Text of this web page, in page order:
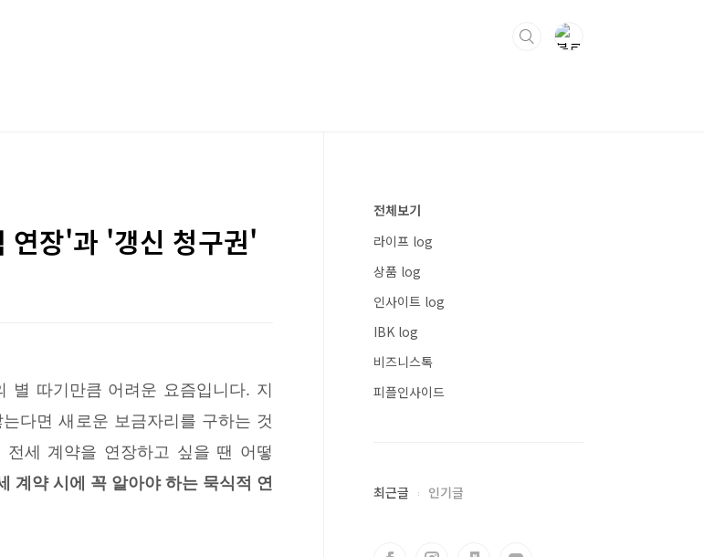
연장'과 '갱신 청구권'
별 따기만큼 어려운 요즘입니다. 지
다면 새로운 보금자리를 구하는 것
세 계약을 연장하고 싶을 땐 어떻
계약 시에 꼭 알아야 하는 묵식적 연
전체보기
라이프 log
상품 log
인사이트 log
IBK log
비즈니스톡
피플인사이드
최근글 인기글